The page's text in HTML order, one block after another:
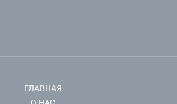
ГЛАВНАЯ